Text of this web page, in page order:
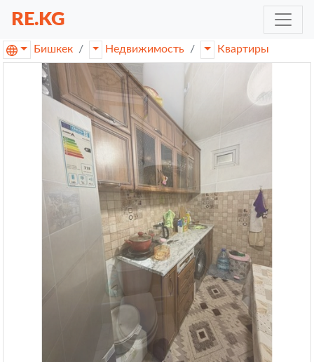
RE.KG
Бишкек Недвижимость Квартиры